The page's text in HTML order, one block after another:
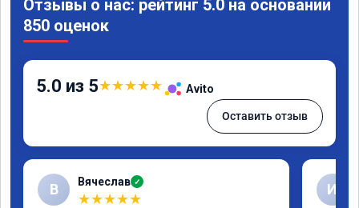
Отзывы о нас: рейтинг 5.0 на основании
850 оценок
5.0 из 5★★★★★ Avito
Оставить отзыв
В Вячеслав ✓
★★★★★
И